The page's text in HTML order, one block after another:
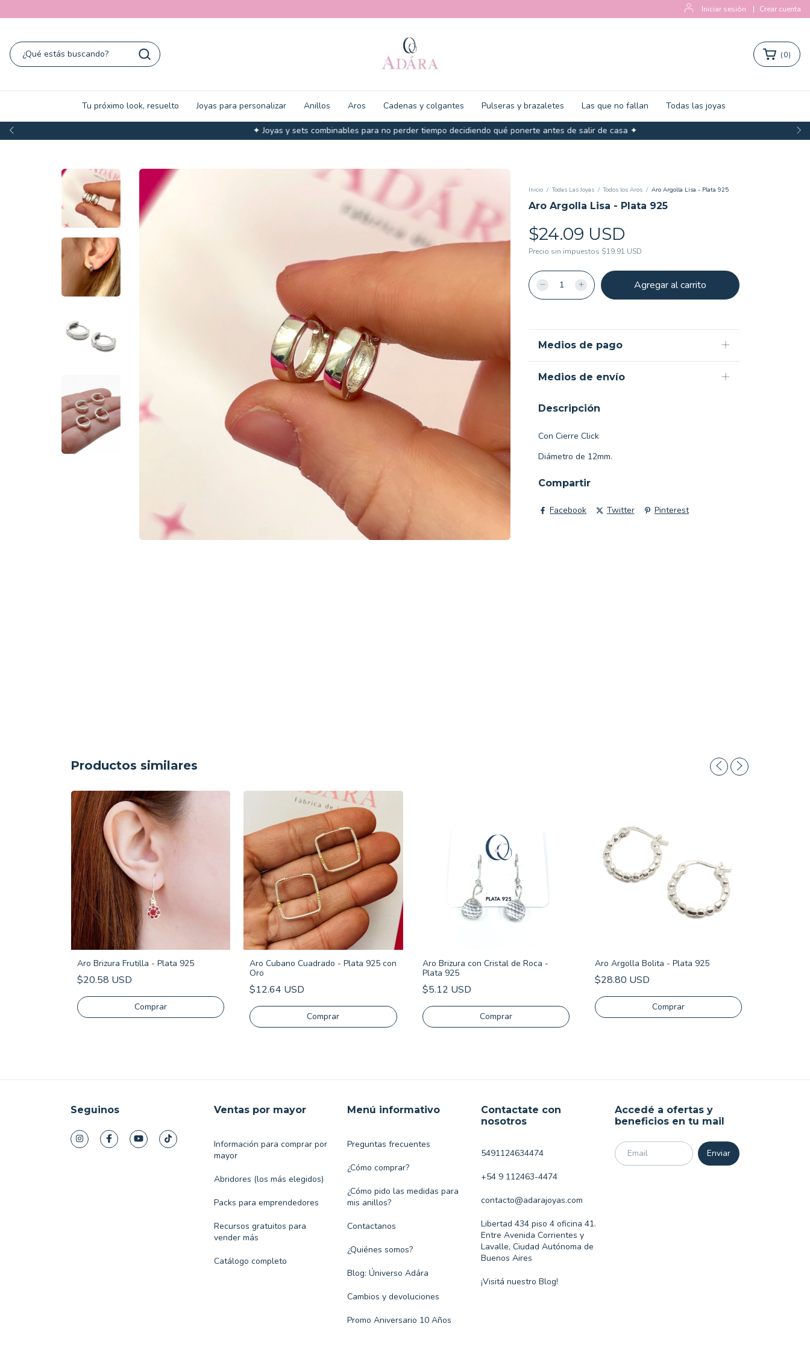
Iniciar sesión | Crear cuenta
✦ Joyas y sets combinables para no perder tiempo decidiendo qué ponerte antes de salir de casa ✦
(0)
Tu próximo look, resuelto Joyas para personalizar Anillos Aros Cadenas y colgantes Pulseras y brazaletes Las que no fallan Todas las joyas
Inicio / Todas Las Joyas / Todos los Aros / Aro Argolla Lisa - Plata 925
Aro Argolla Lisa - Plata 925
$24.09 USD
Precio sin impuestos $19.91 USD
Medios de pago
Medios de envío
Descripción
Con Cierre Click
Diámetro de 12mm.
Compartir
Facebook Twitter Pinterest
Productos similares
Aro Brizura Frutilla - Plata 925
$20.58 USD
Aro Cubano Cuadrado - Plata 925 con
Oro
$12.64 USD
Aro Brizura con Cristal de Roca -
Plata 925
$5.12 USD
Aro Argolla Bolita - Plata 925
$28.80 USD
Seguinos Ventas por mayor
Información para comprar por
mayor
Abridores (los más elegidos)
Packs para emprendedores
Recursos gratuitos para
vender más
Catálogo completo
Menú informativo
Preguntas frecuentes
¿Cómo comprar?
¿Cómo pido las medidas para
mis anillos?
Contactanos
¿Quiénes somos?
Blog: Úniverso Adára
Cambios y devoluciones
Promo Aniversario 10 Años
Contactate con
nosotros
5491124634474
+54 9 112463-4474
contacto@adarajoyas.com
Libertad 434 piso 4 oficina 41.
Entre Avenida Corrientes y
Lavalle, Ciudad Autónoma de
Buenos Aires
¡Visitá nuestro Blog!
Accedé a ofertas y
beneficios en tu mail